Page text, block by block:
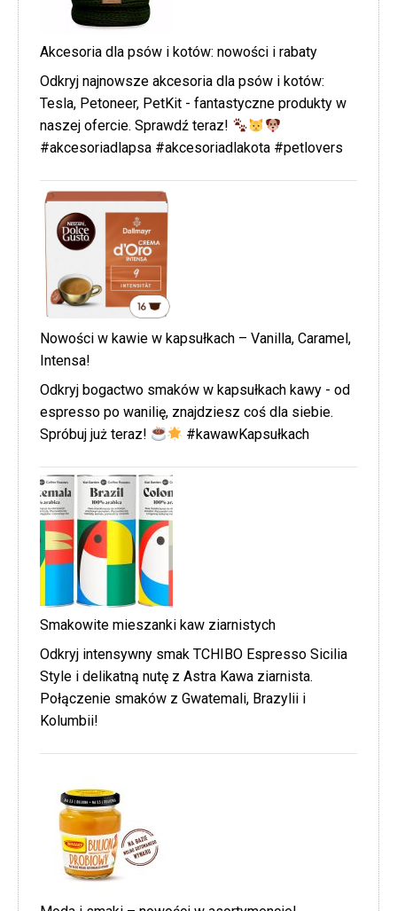
Akcesoria dla psów i kotów: nowości i rabaty
Odkryj najnowsze akcesoria dla psów i kotów:
Tesla, Petoneer, PetKit - fantastyczne produkty w
naszej ofercie. Sprawdź teraz!
#akcesoriadlapsa #akcesoriadlakota #petlovers
Nowości w kawie w kapsułkach – Vanilla, Caramel,
Intensa!
Odkryj bogactwo smaków w kapsułkach kawy - od
espresso po wanilię, znajdziesz coś dla siebie.
Spróbuj już teraz!
#kawawKapsułkach
Smakowite mieszanki kaw ziarnistych
Odkryj intensywny smak TCHIBO Espresso Sicilia
Style i delikatną nutę z Astra Kawa ziarnista.
Połączenie smaków z Gwatemali, Brazylii i
Kolumbii!